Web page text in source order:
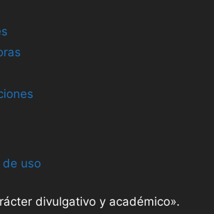
de uso
divulgativo y académico».